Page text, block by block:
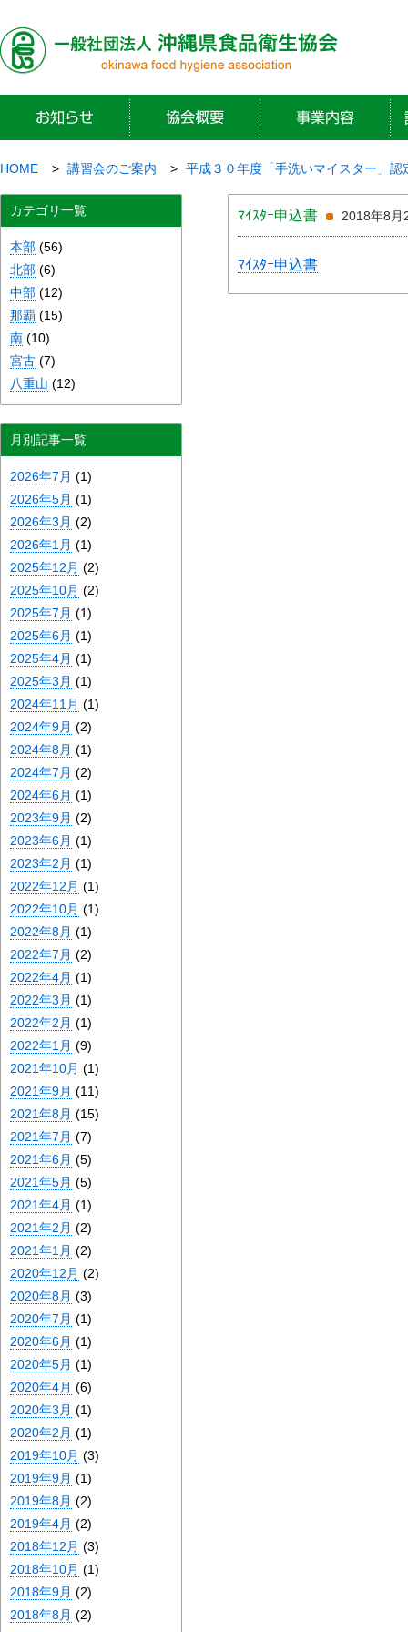
HOME 講習会のご案内 平成３０年度「手洗いマイスター」認
カテゴリ一覧
本部 (56)
北部 (6)
中部 (12)
那覇 (15)
南 (10)
宮古 (7)
八重山 (12)
月別記事一覧
2026年7月 (1)
2026年5月 (1)
2026年3月 (2)
2026年1月 (1)
2025年12月 (2)
2025年10月 (2)
2025年7月 (1)
2025年6月 (1)
2025年4月 (1)
2025年3月 (1)
2024年11月 (1)
2024年9月 (2)
2024年8月 (1)
2024年7月 (2)
2024年6月 (1)
2023年9月 (2)
2023年6月 (1)
2023年2月 (1)
2022年12月 (1)
2022年10月 (1)
2022年8月 (1)
2022年7月 (2)
2022年4月 (1)
2022年3月 (1)
2022年2月 (1)
2022年1月 (9)
2021年10月 (1)
2021年9月 (11)
2021年8月 (15)
2021年7月 (7)
2021年6月 (5)
2021年5月 (5)
2021年4月 (1)
2021年2月 (2)
2021年1月 (2)
2020年12月 (2)
2020年8月 (3)
2020年7月 (1)
2020年6月 (1)
2020年5月 (1)
2020年4月 (6)
2020年3月 (1)
2020年2月 (1)
2019年10月 (3)
2019年9月 (1)
2019年8月 (2)
2019年4月 (2)
2018年12月 (3)
2018年10月 (1)
2018年9月 (2)
2018年8月 (2)
ﾏｲｽﾀｰ申込書 2018年8月
ﾏｲｽﾀｰ申込書